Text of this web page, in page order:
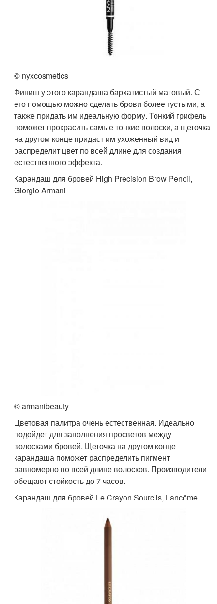
© nyxcosmetics
Финиш у этого карандаша бархатистый матовый. С
его помощью можно сделать брови более густыми, а
также придать им идеальную форму. Тонкий грифель
поможет прокрасить самые тонкие волоски, а щеточка
на другом конце придаст им ухоженный вид и
распределит цвет по всей длине для создания
естественного эффекта.
Карандаш для бровей High Precision Brow Pencil,
Giorgio Armani
© armanibeauty
Цветовая палитра очень естественная. Идеально
подойдет для заполнения просветов между
волосками бровей. Щеточка на другом конце
карандаша поможет распределить пигмент
равномерно по всей длине волосков. Производители
обещают стойкость до 7 часов.
Карандаш для бровей Le Crayon Sourcils, Lancôme